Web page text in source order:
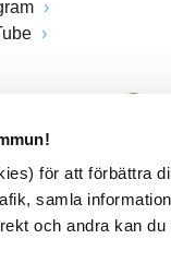
för att förbättra
samla
och andra kan